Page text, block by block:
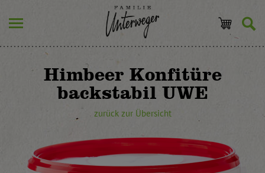
Himbeer Konfitüre
backstabil UWE
zurück zur Übersicht